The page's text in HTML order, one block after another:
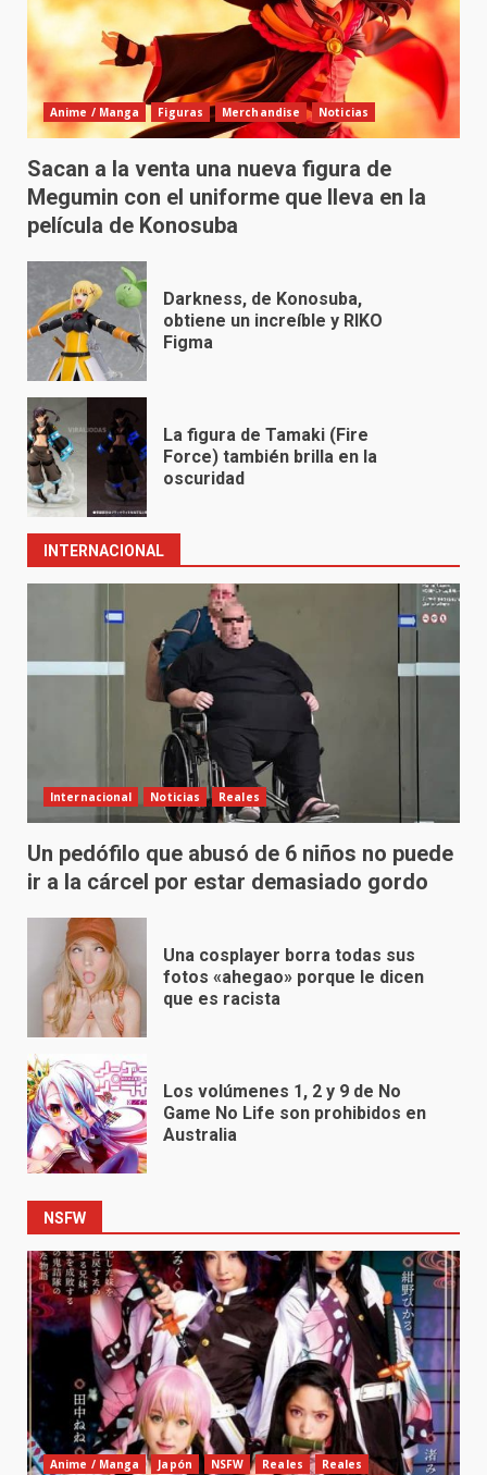
Anime / Manga Figuras Merchandise Noticias
Sacan a la venta una nueva figura de
Megumin con el uniforme que lleva en la
película de Konosuba
Darkness, de Konosuba,
obtiene un increíble y RIKO
Figma
La figura de Tamaki (Fire
Force) también brilla en la
oscuridad
INTERNACIONAL
Internacional Noticias Reales
Un pedófilo que abusó de 6 niños no puede
ir a la cárcel por estar demasiado gordo
Una cosplayer borra todas sus
fotos «ahegao» porque le dicen
que es racista
Los volúmenes 1, 2 y 9 de No
Game No Life son prohibidos en
Australia
NSFW
Anime / Manga Japón NSFW Reales Reales